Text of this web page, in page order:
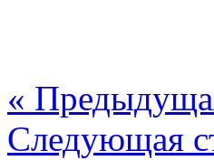
«
Следующая